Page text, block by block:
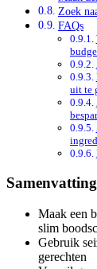
Zoek
FAQs
uit te
Samenvatting
Maak een
slim
Gebruik
gerechten